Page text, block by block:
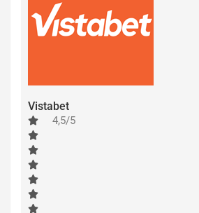
Vistabet
4,5/5